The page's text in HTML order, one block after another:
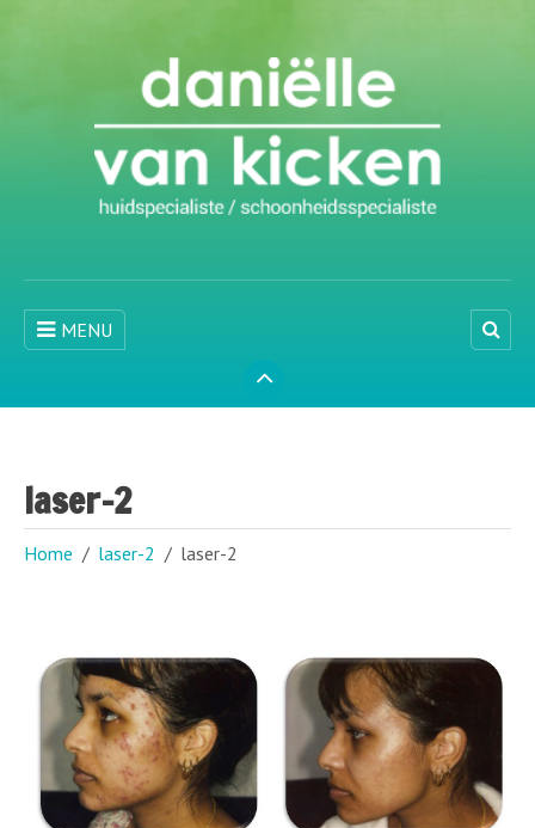
MENU
laser-2
Home laser-2 laser-2